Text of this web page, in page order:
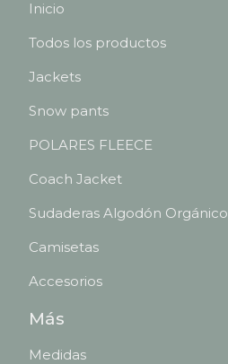
Inicio
Todos los productos
Jackets
Snow pants
POLARES FLEECE
Coach Jacket
Sudaderas Algodón Orgánico
Camisetas
Accesorios
Más
Medidas